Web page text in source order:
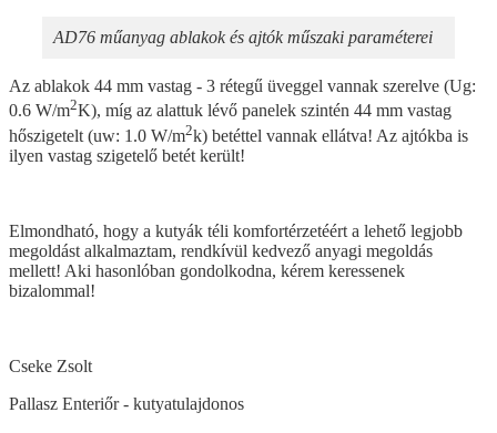
AD76 műanyag ablakok és ajtók műszaki paraméterei
Az ablakok 44 mm vastag - 3 rétegű üveggel vannak szerelve (Ug:
0.6 W/m2K), míg az alattuk lévő panelek szintén 44 mm vastag
hőszigetelt (uw: 1.0 W/m2k) betéttel vannak ellátva! Az ajtókba is
ilyen vastag szigetelő betét került!
Elmondható, hogy a kutyák téli komfortérzetéért a lehető legjobb
megoldást alkalmaztam, rendkívül kedvező anyagi megoldás
mellett! Aki hasonlóban gondolkodna, kérem keressenek
bizalommal!
Cseke Zsolt
Pallasz Enteriőr - kutyatulajdonos